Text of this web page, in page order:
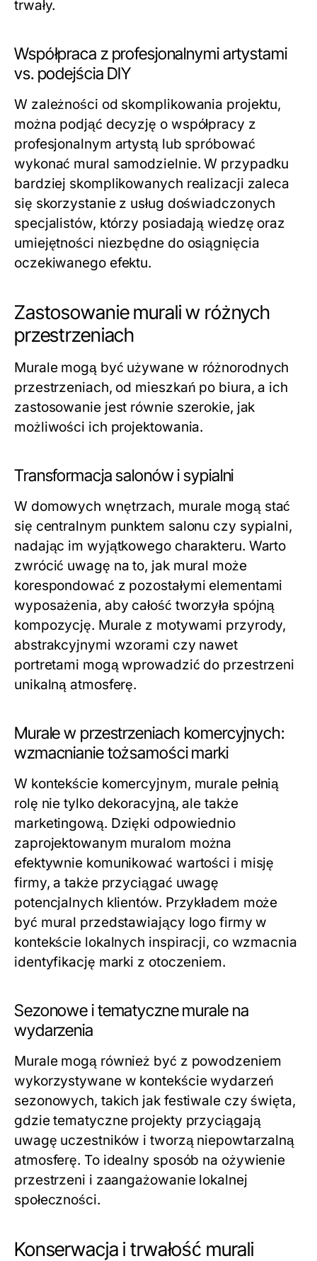
trwały.
Współpraca z profesjonalnymi artystami
vs. podejścia DIY
W zależności od skomplikowania projektu,
można podjąć decyzję o współpracy z
profesjonalnym artystą lub spróbować
wykonać mural samodzielnie. W przypadku
bardziej skomplikowanych realizacji zaleca
się skorzystanie z usług doświadczonych
specjalistów, którzy posiadają wiedzę oraz
umiejętności niezbędne do osiągnięcia
oczekiwanego efektu.
Zastosowanie murali w różnych
przestrzeniach
Murale mogą być używane w różnorodnych
przestrzeniach, od mieszkań po biura, a ich
zastosowanie jest równie szerokie, jak
możliwości ich projektowania.
Transformacja salonów i sypialni
W domowych wnętrzach, murale mogą stać
się centralnym punktem salonu czy sypialni,
nadając im wyjątkowego charakteru. Warto
zwrócić uwagę na to, jak mural może
korespondować z pozostałymi elementami
wyposażenia, aby całość tworzyła spójną
kompozycję. Murale z motywami przyrody,
abstrakcyjnymi wzorami czy nawet
portretami mogą wprowadzić do przestrzeni
unikalną atmosferę.
Murale w przestrzeniach komercyjnych:
wzmacnianie tożsamości marki
W kontekście komercyjnym, murale pełnią
rolę nie tylko dekoracyjną, ale także
marketingową. Dzięki odpowiednio
zaprojektowanym muralom można
efektywnie komunikować wartości i misję
firmy, a także przyciągać uwagę
potencjalnych klientów. Przykładem może
być mural przedstawiający logo firmy w
kontekście lokalnych inspiracji, co wzmacnia
identyfikację marki z otoczeniem.
Sezonowe i tematyczne murale na
wydarzenia
Murale mogą również być z powodzeniem
wykorzystywane w kontekście wydarzeń
sezonowych, takich jak festiwale czy święta,
gdzie tematyczne projekty przyciągają
uwagę uczestników i tworzą niepowtarzalną
atmosferę. To idealny sposób na ożywienie
przestrzeni i zaangażowanie lokalnej
społeczności.
Konserwacja i trwałość murali